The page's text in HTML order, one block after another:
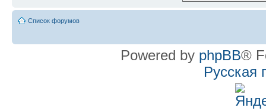
Список форумов
Powered by phpBB®
Русская